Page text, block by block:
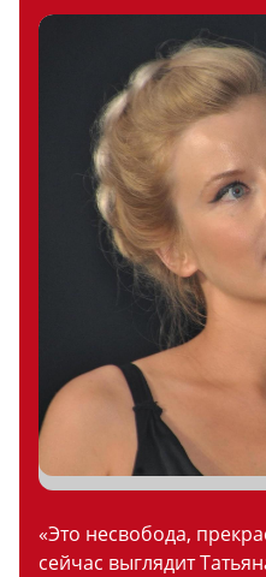
«Это несвобода,
сейчас выглядит